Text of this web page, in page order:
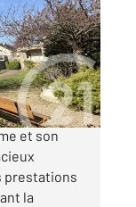
d'une belle
et son
prestations
la